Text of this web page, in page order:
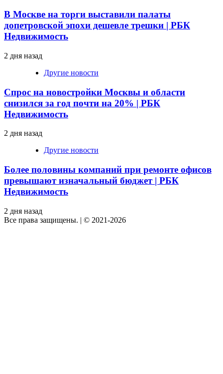
В Москве на торги выставили палаты
допетровской эпохи дешевле трешки | РБК
Недвижимость
2 дня назад
Другие новости
Спрос на новостройки Москвы и области
снизился за год почти на 20% | РБК
Недвижимость
2 дня назад
Другие новости
Более половины компаний при ремонте офисов
превышают изначальный бюджет | РБК
Недвижимость
2 дня назад
Все права защищены. | © 2021-2026